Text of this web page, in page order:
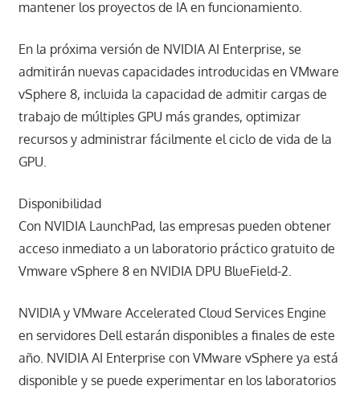
mantener los proyectos de IA en funcionamiento.
En la próxima versión de NVIDIA AI Enterprise, se
admitirán nuevas capacidades introducidas en VMware
vSphere 8, incluida la capacidad de admitir cargas de
trabajo de múltiples GPU más grandes, optimizar
recursos y administrar fácilmente el ciclo de vida de la
GPU.
Disponibilidad
Con NVIDIA LaunchPad, las empresas pueden obtener
acceso inmediato a un laboratorio práctico gratuito de
Vmware vSphere 8 en NVIDIA DPU BlueField-2.
NVIDIA y VMware Accelerated Cloud Services Engine
en servidores Dell estarán disponibles a finales de este
año. NVIDIA AI Enterprise con VMware vSphere ya está
disponible y se puede experimentar en los laboratorios